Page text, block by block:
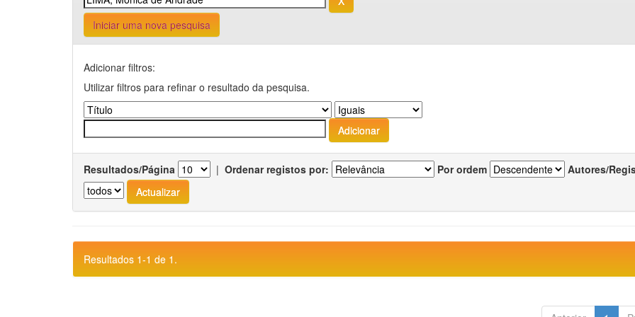
Iniciar uma nova pesquisa
Adicionar filtros:
Utilizar filtros para refinar o resultado da pesquisa.
Resultados/Página | Ordenar registos por: Por ordem Autores/
Resultados 1-1 de 1.